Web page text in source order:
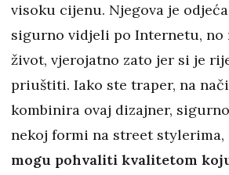
visoku cijenu. Njegova je
sigurno vidjeli po Internetu, no
život, vjerojatno zato jer si je
priuštiti. Iako ste traper, na
kombinira ovaj dizajner,
nekoj formi na street stylerima,
mogu pohvaliti kvalitetom